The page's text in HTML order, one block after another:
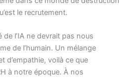
le recrutement.
de l’IA ne devrait pas nous
de l’humain. Un mélange
d’empathie, voilà ce que
à notre époque. À nos